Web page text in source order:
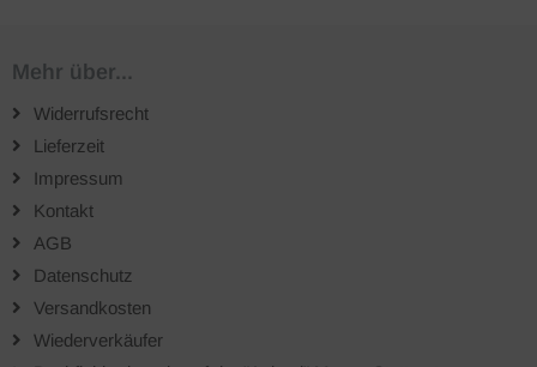
Mehr über...
Widerrufsrecht
Lieferzeit
Impressum
Kontakt
AGB
Datenschutz
Versandkosten
Wiederverkäufer